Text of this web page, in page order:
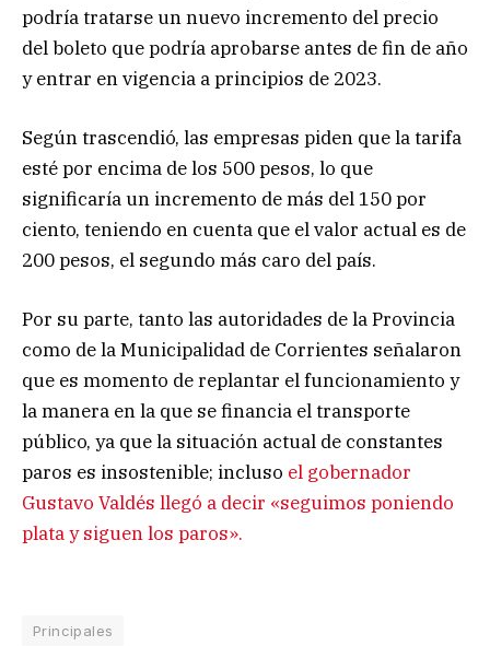
podría tratarse un nuevo incremento del precio
del boleto que podría aprobarse antes de fin de año
y entrar en vigencia a principios de 2023.
Según trascendió, las empresas piden que la tarifa
esté por encima de los 500 pesos, lo que
significaría un incremento de más del 150 por
ciento, teniendo en cuenta que el valor actual es de
200 pesos, el segundo más caro del país.
Por su parte, tanto las autoridades de la Provincia
como de la Municipalidad de Corrientes señalaron
que es momento de replantar el funcionamiento y
la manera en la que se financia el transporte
público, ya que la situación actual de constantes
paros es insostenible; incluso el gobernador
Gustavo Valdés llegó a decir «seguimos poniendo
plata y siguen los paros».
Principales